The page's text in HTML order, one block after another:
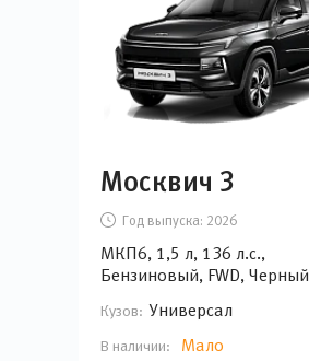
Москвич 3
Год выпуска: 2026
МКП6, 1,5 л, 136 л.с.,
Бензиновый, FWD, Черный
Кузов: Универсал
В наличии: Мало